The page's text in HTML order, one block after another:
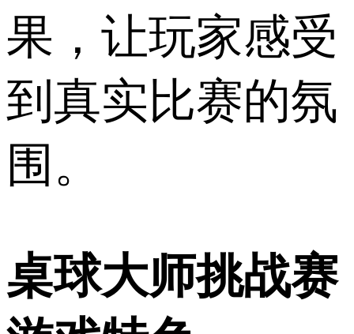
果，让玩家感受
到真实比赛的氛
围。
桌球大师挑战赛